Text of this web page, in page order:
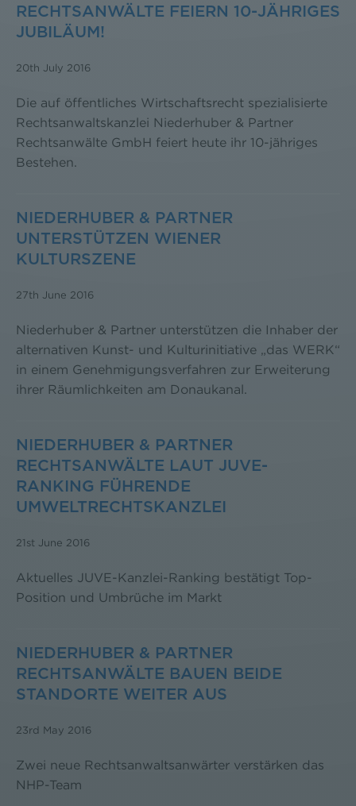
RECHTSANWÄLTE FEIERN 10-JÄHRIGES
JUBILÄUM!
20th July 2016
Die auf öffentliches Wirtschaftsrecht spezialisierte
Rechtsanwaltskanzlei Niederhuber & Partner
Rechtsanwälte GmbH feiert heute ihr 10-jähriges
Bestehen.
NIEDERHUBER & PARTNER
UNTERSTÜTZEN WIENER
KULTURSZENE
27th June 2016
Niederhuber & Partner unterstützen die Inhaber der
alternativen Kunst- und Kulturinitiative „das WERK“
in einem Genehmigungsverfahren zur Erweiterung
ihrer Räumlichkeiten am Donaukanal.
NIEDERHUBER & PARTNER
RECHTSANWÄLTE LAUT JUVE-
RANKING FÜHRENDE
UMWELTRECHTSKANZLEI
21st June 2016
Aktuelles JUVE-Kanzlei-Ranking bestätigt Top-
Position und Umbrüche im Markt
NIEDERHUBER & PARTNER
RECHTSANWÄLTE BAUEN BEIDE
STANDORTE WEITER AUS
23rd May 2016
Zwei neue Rechtsanwaltsanwärter verstärken das
NHP-Team